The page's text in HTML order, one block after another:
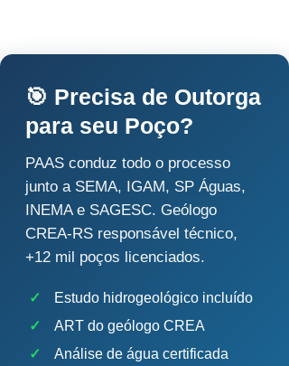
🎯 Precisa de Outorga
para seu Poço?
PAAS conduz todo o processo
junto a SEMA, IGAM, SP Águas,
INEMA e SAGESC. Geólogo
CREA-RS responsável técnico,
+12 mil poços licenciados.
✓
Estudo hidrogeológico incluído
✓
ART do geólogo CREA
✓
Análise de água certificada